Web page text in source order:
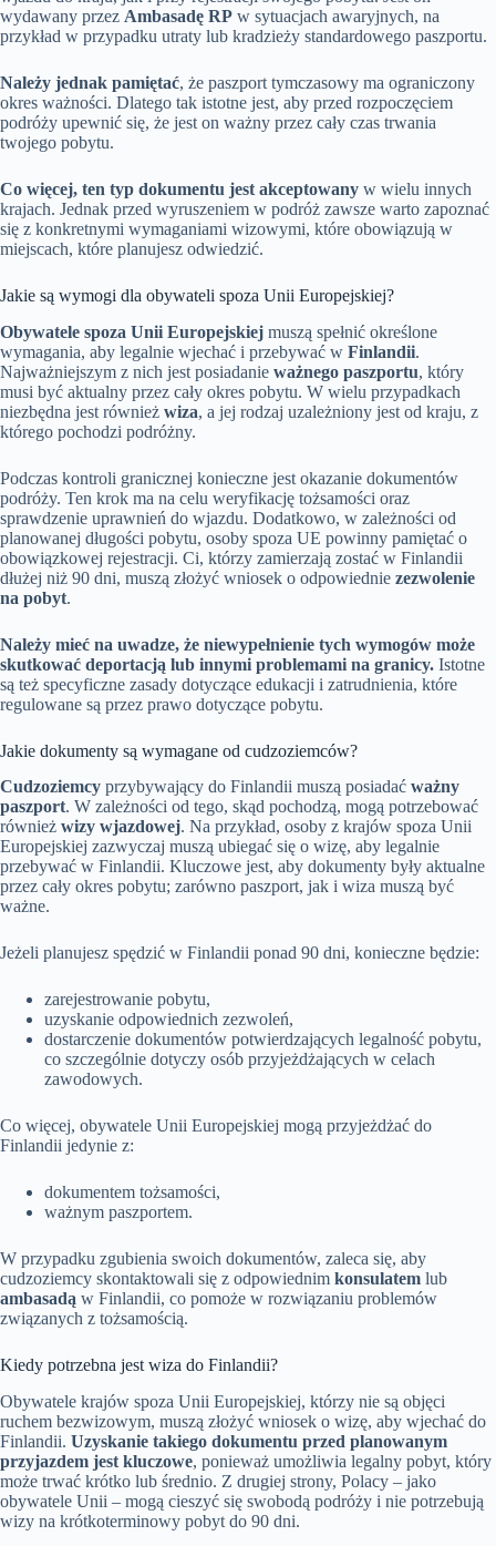
wydawany przez Ambasadę RP w sytuacjach awaryjnych, na
przykład w przypadku utraty lub kradzieży standardowego paszportu.
Należy jednak pamiętać, że paszport tymczasowy ma ograniczony
okres ważności. Dlatego tak istotne jest, aby przed rozpoczęciem
podróży upewnić się, że jest on ważny przez cały czas trwania
twojego pobytu.
Co więcej, ten typ dokumentu jest akceptowany w wielu innych
krajach. Jednak przed wyruszeniem w podróż zawsze warto zapoznać
się z konkretnymi wymaganiami wizowymi, które obowiązują w
miejscach, które planujesz odwiedzić.
Jakie są wymogi dla obywateli spoza Unii Europejskiej?
Obywatele spoza Unii Europejskiej muszą spełnić określone
wymagania, aby legalnie wjechać i przebywać w Finlandii.
Najważniejszym z nich jest posiadanie ważnego paszportu, który
musi być aktualny przez cały okres pobytu. W wielu przypadkach
niezbędna jest również wiza, a jej rodzaj uzależniony jest od kraju, z
którego pochodzi podróżny.
Podczas kontroli granicznej konieczne jest okazanie dokumentów
podróży. Ten krok ma na celu weryfikację tożsamości oraz
sprawdzenie uprawnień do wjazdu. Dodatkowo, w zależności od
planowanej długości pobytu, osoby spoza UE powinny pamiętać o
obowiązkowej rejestracji. Ci, którzy zamierzają zostać w Finlandii
dłużej niż 90 dni, muszą złożyć wniosek o odpowiednie zezwolenie
na pobyt.
Należy mieć na uwadze, że niewypełnienie tych wymogów może
skutkować deportacją lub innymi problemami na granicy. Istotne
są też specyficzne zasady dotyczące edukacji i zatrudnienia, które
regulowane są przez prawo dotyczące pobytu.
Jakie dokumenty są wymagane od cudzoziemców?
Cudzoziemcy przybywający do Finlandii muszą posiadać ważny
paszport. W zależności od tego, skąd pochodzą, mogą potrzebować
również wizy wjazdowej. Na przykład, osoby z krajów spoza Unii
Europejskiej zazwyczaj muszą ubiegać się o wizę, aby legalnie
przebywać w Finlandii. Kluczowe jest, aby dokumenty były aktualne
przez cały okres pobytu; zarówno paszport, jak i wiza muszą być
ważne.
Jeżeli planujesz spędzić w Finlandii ponad 90 dni, konieczne będzie:
zarejestrowanie pobytu,
uzyskanie odpowiednich zezwoleń,
dostarczenie dokumentów potwierdzających legalność pobytu,
co szczególnie dotyczy osób przyjeżdżających w celach
zawodowych.
Co więcej, obywatele Unii Europejskiej mogą przyjeżdżać do
Finlandii jedynie z:
dokumentem tożsamości,
ważnym paszportem.
W przypadku zgubienia swoich dokumentów, zaleca się, aby
cudzoziemcy skontaktowali się z odpowiednim konsulatem lub
ambasadą w Finlandii, co pomoże w rozwiązaniu problemów
związanych z tożsamością.
Kiedy potrzebna jest wiza do Finlandii?
Obywatele krajów spoza Unii Europejskiej, którzy nie są objęci
ruchem bezwizowym, muszą złożyć wniosek o wizę, aby wjechać do
Finlandii. Uzyskanie takiego dokumentu przed planowanym
przyjazdem jest kluczowe, ponieważ umożliwia legalny pobyt, który
może trwać krótko lub średnio. Z drugiej strony, Polacy – jako
obywatele Unii – mogą cieszyć się swobodą podróży i nie potrzebują
wizy na krótkoterminowy pobyt do 90 dni.